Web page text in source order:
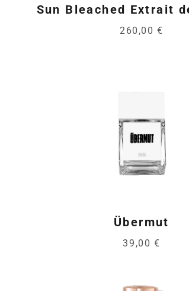
Sun Bleached Extrait
260,00 €
Übermut
39,00 €